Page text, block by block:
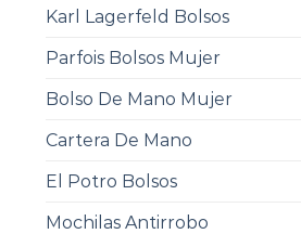
Karl Lagerfeld Bolsos
Parfois Bolsos Mujer
Bolso De Mano Mujer
Cartera De Mano
El Potro Bolsos
Mochilas Antirrobo